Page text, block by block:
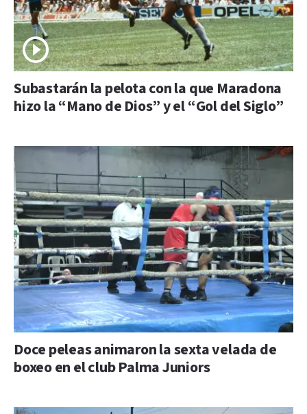
Subastarán la pelota con la que Maradona
hizo la “Mano de Dios” y el “Gol del Siglo”
Doce peleas animaron la sexta velada de
boxeo en el club Palma Juniors